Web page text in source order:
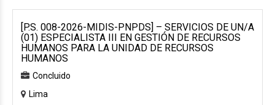
[P.S. 008-2026-MIDIS-PNPDS] – SERVICIOS DE UN/A
(01) ESPECIALISTA III EN GESTIÓN DE RECURSOS
HUMANOS PARA LA UNIDAD DE RECURSOS
HUMANOS
Concluido
Lima